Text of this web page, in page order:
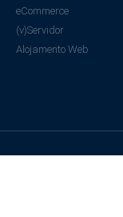
eCommerce
(v)Servidor
Alojamento Web